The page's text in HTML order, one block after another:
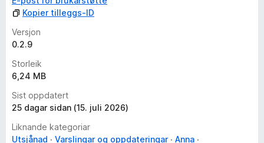
Kopier tilleggs-ID
Versjon
0.2.9
Storleik
6,24 MB
Sist oppdatert
25 dagar sidan (15. juli 2026)
Liknande kategoriar
Utsjånad
Varslingar og oppdateringar Anna